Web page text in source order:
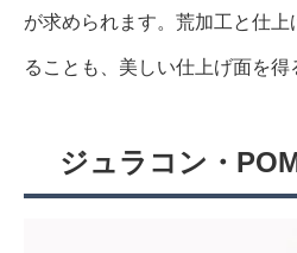
が求められます。荒加工と仕
ることも、美しい仕上げ面を得
ジュラコン・